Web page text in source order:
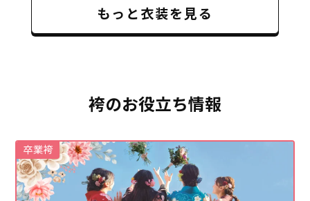
もっと衣装を見る
袴のお役立ち情報
卒業袴